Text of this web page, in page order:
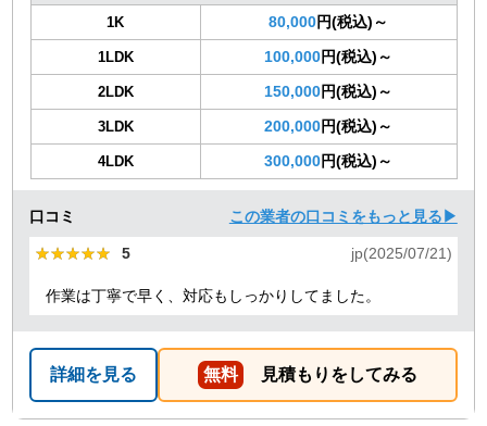
1K 80,000円(税込)～
1LDK 100,000円(税込)～
2LDK 150,000円(税込)～
3LDK 200,000円(税込)～
4LDK 300,000円(税込)～
口コミ この業者の口コミをもっと見る▶
★★★★★
★★★★★ 5 jp(2025/07/21)
作業は丁寧で早く、対応もしっかりしてました。
詳細を見る 無料 見積もりをしてみる